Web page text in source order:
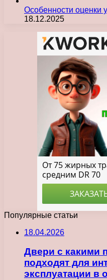
Особенности оценки
18.12.2025
Популярные статьи
18.04.2026
Двери с какими
подходят для
эксплуатации в